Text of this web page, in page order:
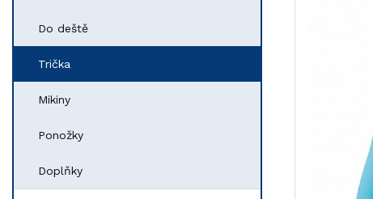
Do deště
Trička
Mikiny
Ponožky
Doplňky